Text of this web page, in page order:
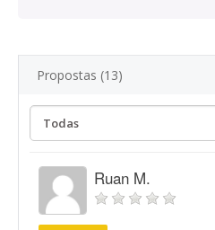
Propostas (13)
Ruan M.